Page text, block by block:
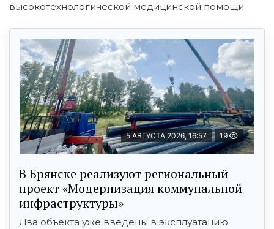
высокотехнологической медицинской помощи
5 АВГУСТА 2026, 16:57 19
В Брянске реализуют региональный
проект «Модернизация коммунальной
инфраструктуры»
Два объекта уже введены в эксплуатацию